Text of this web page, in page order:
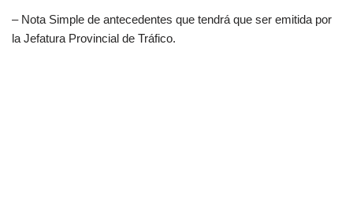
– Nota Simple de antecedentes que tendrá que ser emitida por
la Jefatura Provincial de Tráfico.